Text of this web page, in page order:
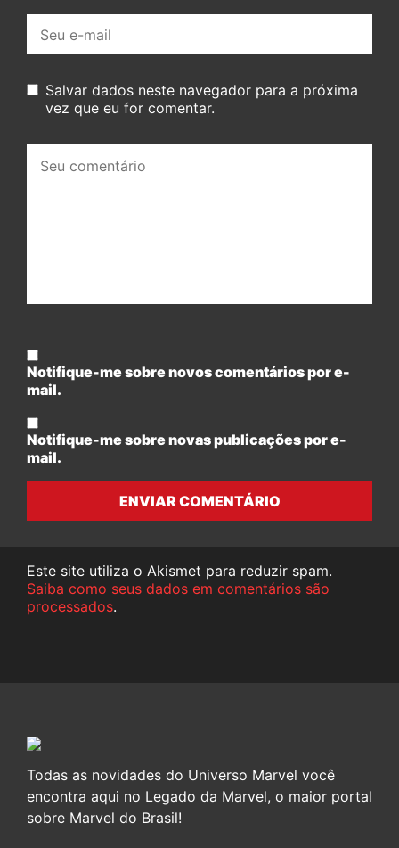
mail:
Salvar dados neste navegador para a próxima
vez que eu for comentar.
comentário:
Notifique-me sobre novos comentários por e-
mail.
Notifique-me sobre novas publicações por e-
mail.
ENVIAR COMENTÁRIO
Este site utiliza o Akismet para reduzir spam.
Saiba como seus dados em comentários são
processados.
Todas as novidades do Universo Marvel você
encontra aqui no Legado da Marvel, o maior portal
sobre Marvel do Brasil!